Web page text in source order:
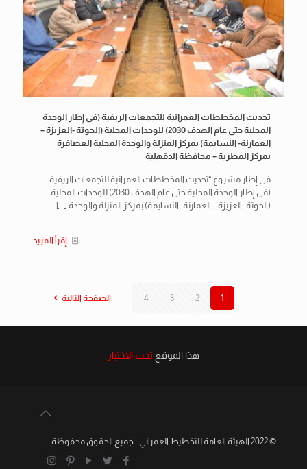
تحديث المخططات العمرانية للتجمعات الريفية (فى إطار الوحدة
المحلية حتى عام الهدف 2030) للوحدات المحلية (الحوتة -العزيزة –
العمارنة- النسايمة) بمركز المنزلة والوحدة المحلية العصافرة
بمركز المطرية – محافظة الدقهلية
فى إطار مشروع “تحديث المخططات العمرانية للتجمعات الريفية
(فى إطار الوحدة المحلية حتى عام الهدف 2030) للوحدات المحلية
(الحوتة -العزيزة – العمارنة- النسايمة) بمركز المنزلة والوحدة […]
إقرأ المزيد
1
2
3
4 الصفحة التالية
هذا الموقع تحت الاختبار
© 2022 الهيئة العامة للتخطيط العمراني - جميع الحقوق محفوظة